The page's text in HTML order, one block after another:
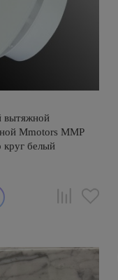
вытяжной
Mmotors ММР
круг белый